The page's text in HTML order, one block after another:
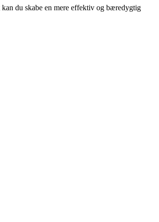
du skabe en mere effektiv og bæredygtig